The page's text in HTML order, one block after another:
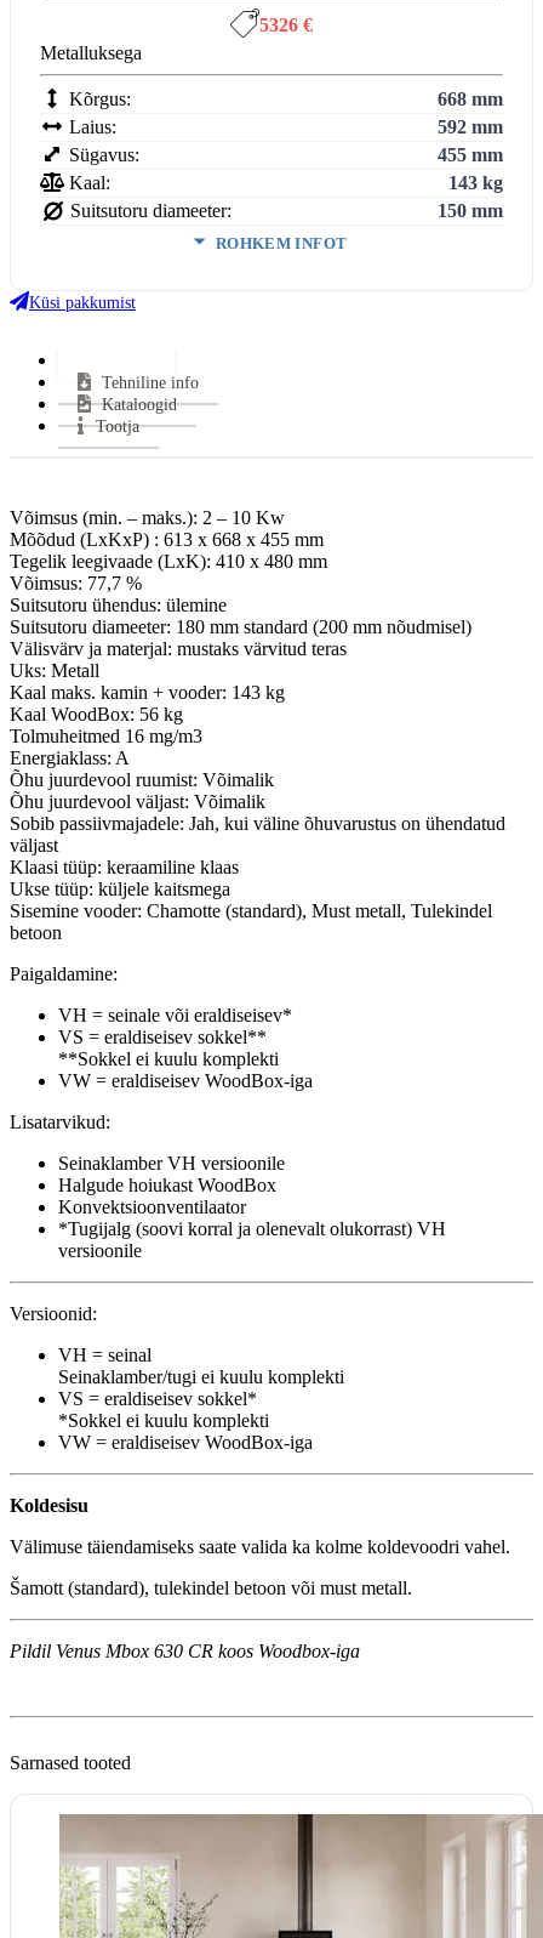
5326 €
Metalluksega
Kõrgus:
668 mm
Laius:
592 mm
Sügavus:
455 mm
Kaal:
143 kg
Suitsutoru diameeter:
150 mm
ROHKEM INFOT
Ukse laius:
Võimsus (min-maks):
Kasutegur:
Suitsutoru ühendus:
Klaasi kuju:
Garantii:
Energiaklass:
Küsi pakkumist
Tehniline info
Kataloogid
Tootja
Võimsus (min. – maks.): 2 – 10 Kw
Mõõdud (LxKxP) : 613 x 668 x 455 mm
Tegelik leegivaade (LxK): 410 x 480 mm
Võimsus: 77,7 %
Suitsutoru ühendus: ülemine
Suitsutoru diameeter: 180 mm standard (200 mm nõudmisel)
Välisvärv ja materjal: mustaks värvitud teras
Uks: Metall
Kaal maks. kamin + vooder: 143 kg
Kaal WoodBox: 56 kg
Tolmuheitmed 16 mg/m3
Energiaklass: A
Õhu juurdevool ruumist: Võimalik
Õhu juurdevool väljast: Võimalik
Sobib passiivmajadele: Jah, kui väline õhuvarustus on ühendatud
väljast
Klaasi tüüp: keraamiline klaas
Ukse tüüp: küljele kaitsmega
Sisemine vooder: Chamotte (standard), Must metall, Tulekindel
betoon
Paigaldamine:
VH = seinale või eraldiseisev*
VS = eraldiseisev sokkel**
**Sokkel ei kuulu komplekti
VW = eraldiseisev WoodBox-iga
Lisatarvikud:
Seinaklamber VH versioonile
Halgude hoiukast WoodBox
Konvektsioonventilaator
*Tugijalg (soovi korral ja olenevalt olukorrast) VH
versioonile
Versioonid:
VH = seinal
Seinaklamber/tugi ei kuulu komplekti
VS = eraldiseisev sokkel*
*Sokkel ei kuulu komplekti
VW = eraldiseisev WoodBox-iga
Koldesisu
Välimuse täiendamiseks saate valida ka kolme koldevoodri vahel.
Šamott (standard), tulekindel betoon või must metall.
Pildil Venus Mbox 630 CR koos Woodbox-iga
Sarnased tooted